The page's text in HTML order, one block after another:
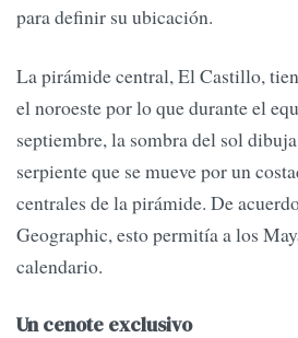
para definir su ubicación.
La pirámide central, El Castillo,
el noroeste por lo que durante el
septiembre, la sombra del sol
serpiente que se mueve por un
centrales de la pirámide. De
Geographic, esto permitía a los
calendario.
Un cenote exclusivo